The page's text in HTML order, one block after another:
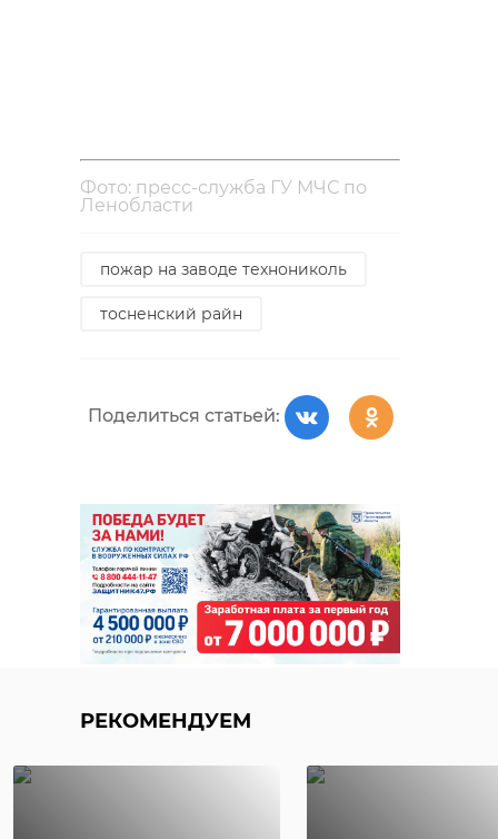
Фото: пресс-служба ГУ МЧС по
Ленобласти
пожар на заводе технониколь
тосненский райн
Поделиться статьей:
РЕКОМЕНДУЕМ
28 ноября 2019, 13:49 07 июня, 18:05